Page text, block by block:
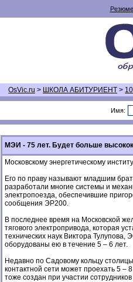
OsVic.ru > ШКОЛА АБИТУРИЕНТ >
Имя:
МЭИ - 75 лет. Будет больше
Московскому энергетическому
Его по праву называют младшим
разработали многие системы и
электропоезда, обеспечившие
сообщения ЭР200.
В последнее время на Московской
тягового электропривода, которая
технических наук Виктора
оборудованы ею в течение 5 – 6 лет.
Недавно по Садовому кольцу
контактной сети может проехать 5 –
тоже создан при участии